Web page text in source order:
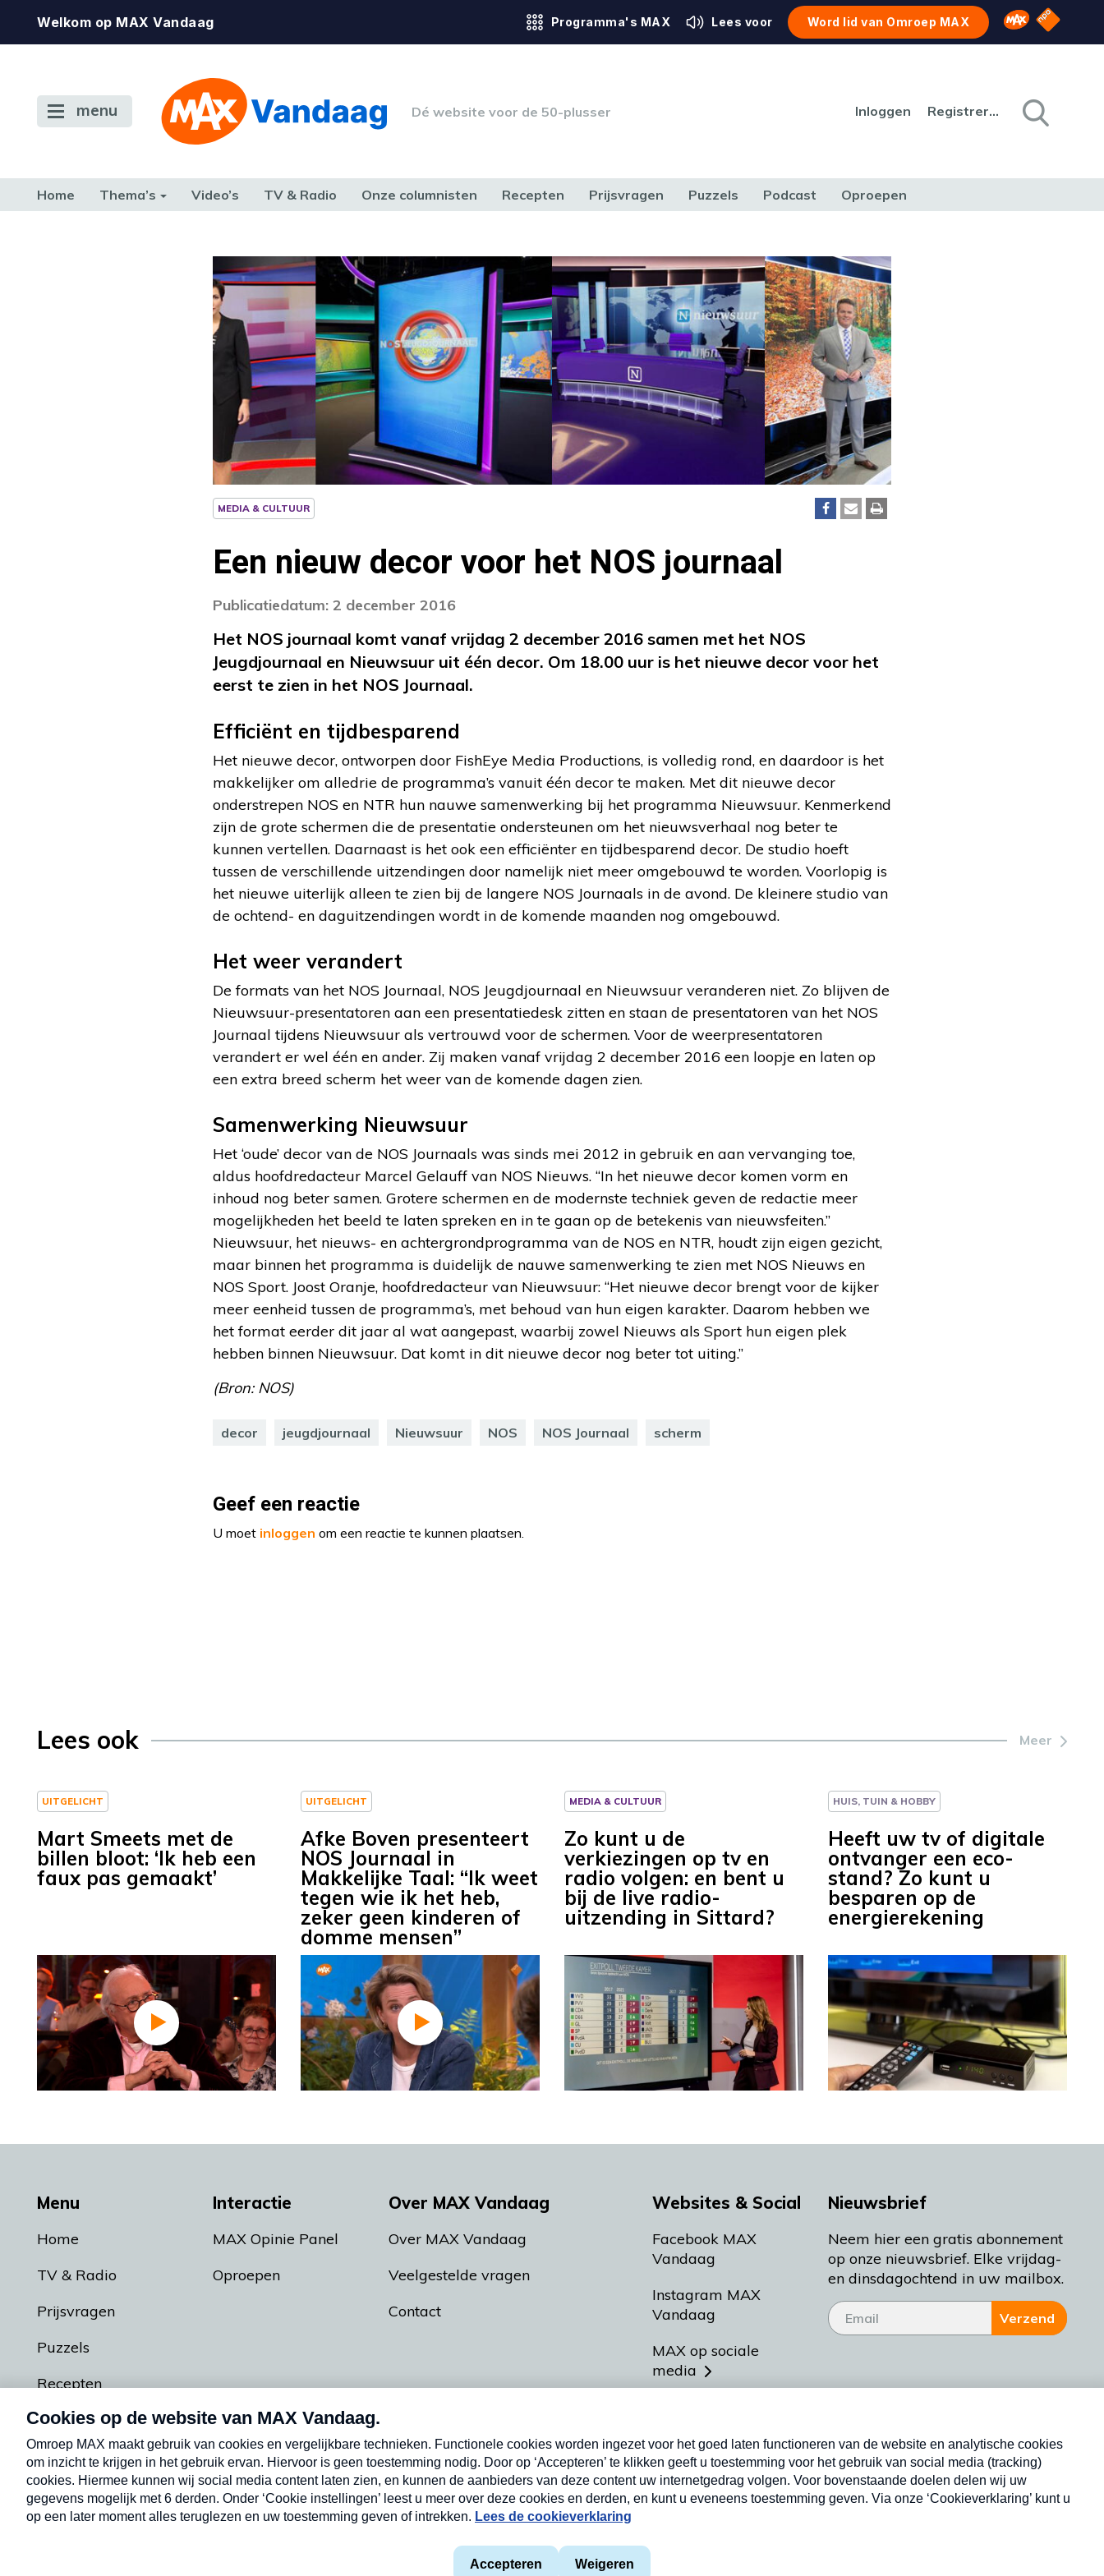
Welkom op MAX Vandaag Programma's MAX Lees voor Word lid van Omroep MAX Omroep MAX
NPO
menu Dé website voor de 50-plusser Inloggen Registreren
Home Thema’s Video’s TV & Radio Onze columnisten Recepten Prijsvragen Puzzels Podcast Oproepen
MEDIA & CULTUUR
Een nieuw decor voor het NOS journaal
Publicatiedatum: 2 december 2016
Het NOS journaal komt vanaf vrijdag 2 december 2016 samen met het NOS
Jeugdjournaal en Nieuwsuur uit één decor. Om 18.00 uur is het nieuwe decor voor het
eerst te zien in het NOS Journaal.
Efficiënt en tijdbesparend
Het nieuwe decor, ontworpen door FishEye Media Productions, is volledig rond, en daardoor is het
makkelijker om alledrie de programma’s vanuit één decor te maken. Met dit nieuwe decor
onderstrepen NOS en NTR hun nauwe samenwerking bij het programma Nieuwsuur. Kenmerkend
zijn de grote schermen die de presentatie ondersteunen om het nieuwsverhaal nog beter te
kunnen vertellen. Daarnaast is het ook een efficiënter en tijdbesparend decor. De studio hoeft
tussen de verschillende uitzendingen door namelijk niet meer omgebouwd te worden. Voorlopig is
het nieuwe uiterlijk alleen te zien bij de langere NOS Journaals in de avond. De kleinere studio van
de ochtend- en daguitzendingen wordt in de komende maanden nog omgebouwd.
Het weer verandert
De formats van het NOS Journaal, NOS Jeugdjournaal en Nieuwsuur veranderen niet. Zo blijven de
Nieuwsuur-presentatoren aan een presentatiedesk zitten en staan de presentatoren van het NOS
Journaal tijdens Nieuwsuur als vertrouwd voor de schermen. Voor de weerpresentatoren
verandert er wel één en ander. Zij maken vanaf vrijdag 2 december 2016 een loopje en laten op
een extra breed scherm het weer van de komende dagen zien.
Samenwerking Nieuwsuur
Het ‘oude’ decor van de NOS Journaals was sinds mei 2012 in gebruik en aan vervanging toe,
aldus hoofdredacteur Marcel Gelauff van NOS Nieuws. “In het nieuwe decor komen vorm en
inhoud nog beter samen. Grotere schermen en de modernste techniek geven de redactie meer
mogelijkheden het beeld te laten spreken en in te gaan op de betekenis van nieuwsfeiten.”
Nieuwsuur, het nieuws- en achtergrondprogramma van de NOS en NTR, houdt zijn eigen gezicht,
maar binnen het programma is duidelijk de nauwe samenwerking te zien met NOS Nieuws en
NOS Sport. Joost Oranje, hoofdredacteur van Nieuwsuur: “Het nieuwe decor brengt voor de kijker
meer eenheid tussen de programma’s, met behoud van hun eigen karakter. Daarom hebben we
het format eerder dit jaar al wat aangepast, waarbij zowel Nieuws als Sport hun eigen plek
hebben binnen Nieuwsuur. Dat komt in dit nieuwe decor nog beter tot uiting.”
(Bron: NOS)
decor jeugdjournaal Nieuwsuur NOS NOS Journaal scherm
Geef een reactie
U moet inloggen om een reactie te kunnen plaatsen.
Lees ook Meer
UITGELICHT
Mart Smeets met de
billen bloot: ‘Ik heb een
faux pas gemaakt’
UITGELICHT
Afke Boven presenteert
NOS Journaal in
Makkelijke Taal: “Ik weet
tegen wie ik het heb,
zeker geen kinderen of
domme mensen”
MEDIA & CULTUUR
Zo kunt u de
verkiezingen op tv en
radio volgen: en bent u
bij de live radio-
uitzending in Sittard?
HUIS, TUIN & HOBBY
Heeft uw tv of digitale
ontvanger een eco-
stand? Zo kunt u
besparen op de
energierekening
Menu
Home
TV & Radio
Prijsvragen
Puzzels
Recepten
Podcasts
Interactie
MAX Opinie Panel
Oproepen
Over MAX Vandaag
Over MAX Vandaag
Veelgestelde vragen
Contact
Websites & Social
Facebook MAX
Vandaag
Instagram MAX
Vandaag
MAX op sociale
media
Meldpunt Actueel
Heel Holland Bakt
Nieuwsbrief
Neem hier een gratis abonnement
op onze nieuwsbrief. Elke vrijdag-
en dinsdagochtend in uw mailbox.
Verzend
Nieuwsbrief
Neem hier een gratis abonnement op onze